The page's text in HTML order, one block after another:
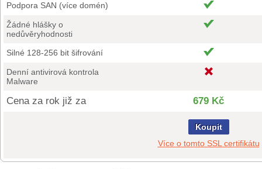
Podpora SAN (více domén)
Žádné hlášky o
nedůvěryhodnosti
Silné 128-256 bit šifrování
Denní antivirová kontrola
Malware
Cena za rok již za 679 Kč
Koupit
Více o tomto SSL certifikátu